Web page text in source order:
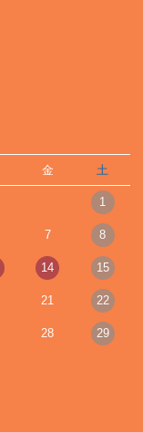
金 土
1
7 8
14 15
21 22
28 29